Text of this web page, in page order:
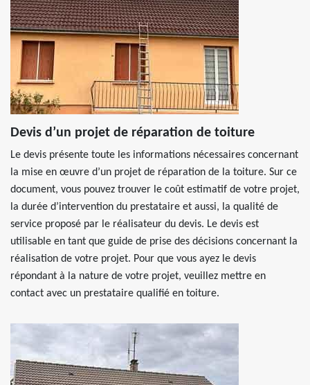
Devis d’un projet de réparation de toiture
Le devis présente toute les informations nécessaires concernant
la mise en œuvre d’un projet de réparation de la toiture. Sur ce
document, vous pouvez trouver le coût estimatif de votre projet,
la durée d’intervention du prestataire et aussi, la qualité de
service proposé par le réalisateur du devis. Le devis est
utilisable en tant que guide de prise des décisions concernant la
réalisation de votre projet. Pour que vous ayez le devis
répondant à la nature de votre projet, veuillez mettre en
contact avec un prestataire qualifié en toiture.